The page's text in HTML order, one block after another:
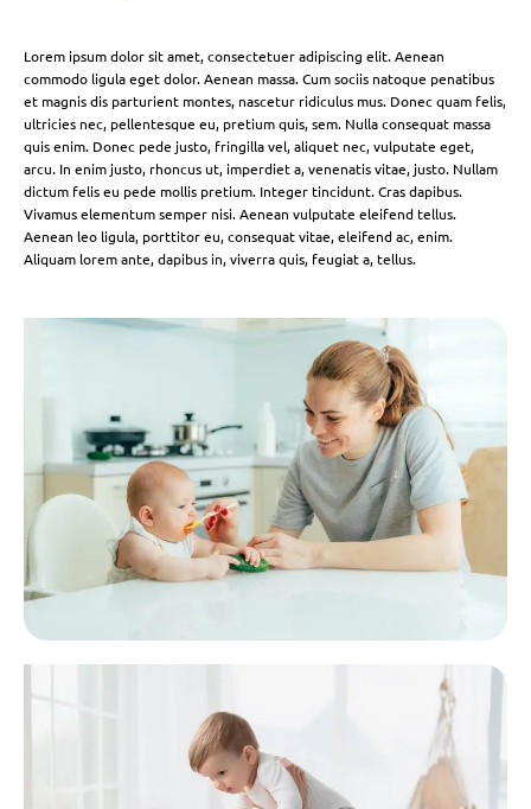
Lorem ipsum dolor sit amet, consectetuer adipiscing elit. Aenean
commodo ligula eget dolor. Aenean massa. Cum sociis natoque penatibus
et magnis dis parturient montes, nascetur ridiculus mus. Donec quam felis,
ultricies nec, pellentesque eu, pretium quis, sem. Nulla consequat massa
quis enim. Donec pede justo, fringilla vel, aliquet nec, vulputate eget,
arcu. In enim justo, rhoncus ut, imperdiet a, venenatis vitae, justo. Nullam
dictum felis eu pede mollis pretium. Integer tincidunt. Cras dapibus.
Vivamus elementum semper nisi. Aenean vulputate eleifend tellus.
Aenean leo ligula, porttitor eu, consequat vitae, eleifend ac, enim.
Aliquam lorem ante, dapibus in, viverra quis, feugiat a, tellus.